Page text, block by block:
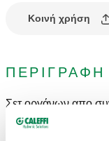
Κοινή χρήση
Σετ οργάνων απο
Περιλαμβάνει: